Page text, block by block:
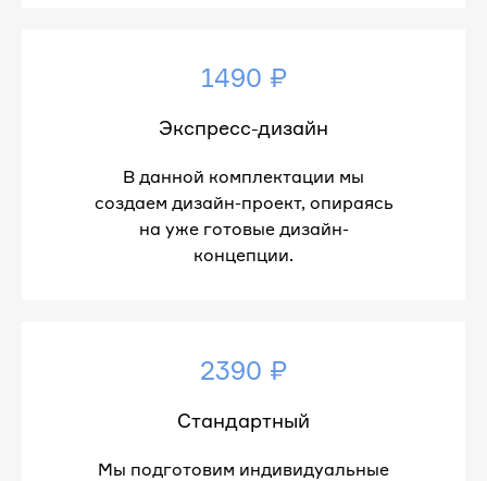
1490 ₽
Экспресс-дизайн
В данной комплектации мы
создаем дизайн-проект, опираясь
на уже готовые дизайн-
концепции.
2390 ₽
Стандартный
Мы подготовим индивидуальные